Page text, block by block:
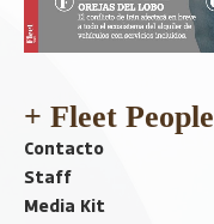
+ Fleet People
Contacto
Staff
Media Kit